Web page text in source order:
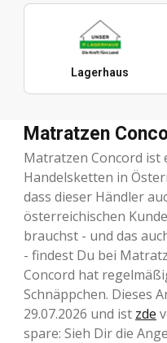
Lagerhaus
Matratzen
Matratzen Concord ist
Handelsketten in
dass dieser Händler
österreichischen
brauchst - und das
- findest Du bei
Concord hat
Schnäppchen. Dieses
29.07.2026 und ist zde
spare: Sieh Dir die